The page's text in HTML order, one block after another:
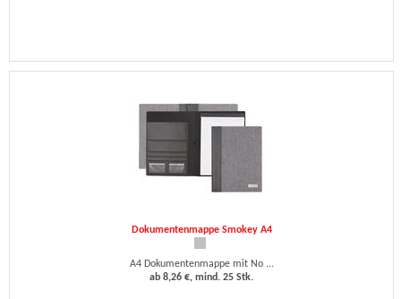
Dokumentenmappe Smokey A4
A4 Dokumentenmappe mit No ...
ab 8,26 €, mind. 25 Stk.